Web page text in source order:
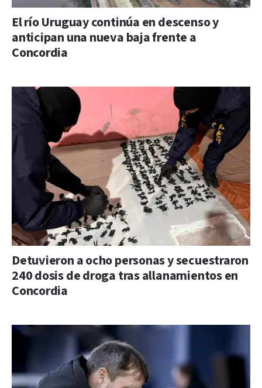
El río Uruguay continúa en descenso y
anticipan una nueva baja frente a
Concordia
Detuvieron a ocho personas y secuestraron
240 dosis de droga tras allanamientos en
Concordia